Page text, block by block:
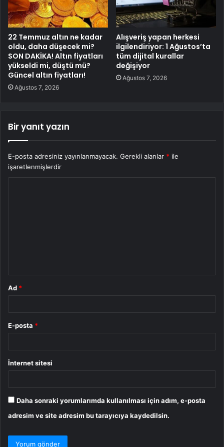
22 Temmuz altın ne kadar
oldu, daha düşecek mi?
SON DAKİKA! Altın fiyatları
yükseldi mi, düştü mü?
Güncel altın fiyatları!
Ağustos 7, 2026
Alışveriş yapan herkesi
ilgilendiriyor: 1 Ağustos’ta
tüm dijital kurallar
değişiyor
Ağustos 7, 2026
Bir yanıt yazın
E-posta adresiniz yayınlanmayacak. Gerekli alanlar * ile
işaretlenmişlerdir
Ad *
E-posta *
İnternet sitesi
Daha sonraki yorumlarımda kullanılması için adım, e-posta
adresim ve site adresim bu tarayıcıya kaydedilsin.